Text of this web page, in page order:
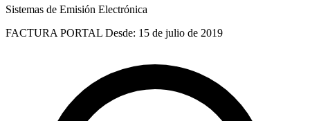
Sistemas de Emisión Electrónica
FACTURA PORTAL Desde: 15 de julio de 2019